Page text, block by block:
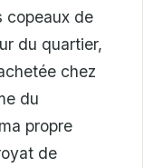
copeaux de
du quartier,
chez
du
propre
de